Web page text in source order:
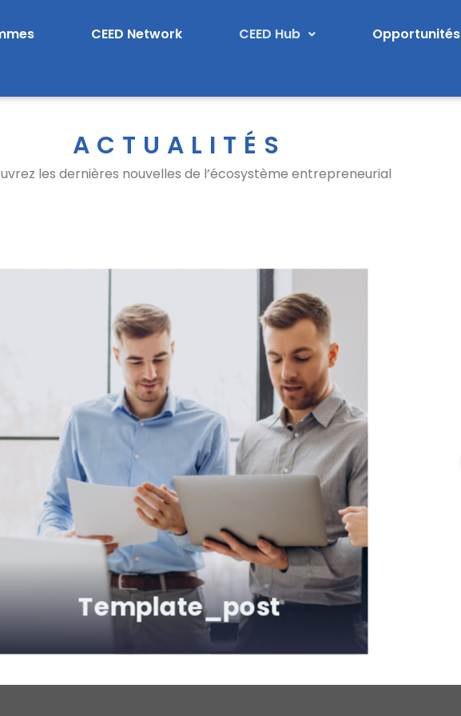
CEED Network CEED Hub Opportunités
ACTUALITÉS
les dernières nouvelles de l’écosystème entrepreneurial
Template_post